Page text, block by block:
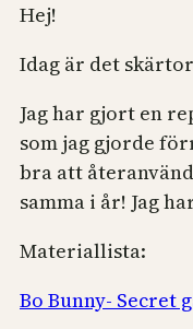
Hej!
Idag är det
Jag har gjort en
som jag gjorde
bra att
samma i år! Jag
Materiallista:
Bo Bunny- Secret